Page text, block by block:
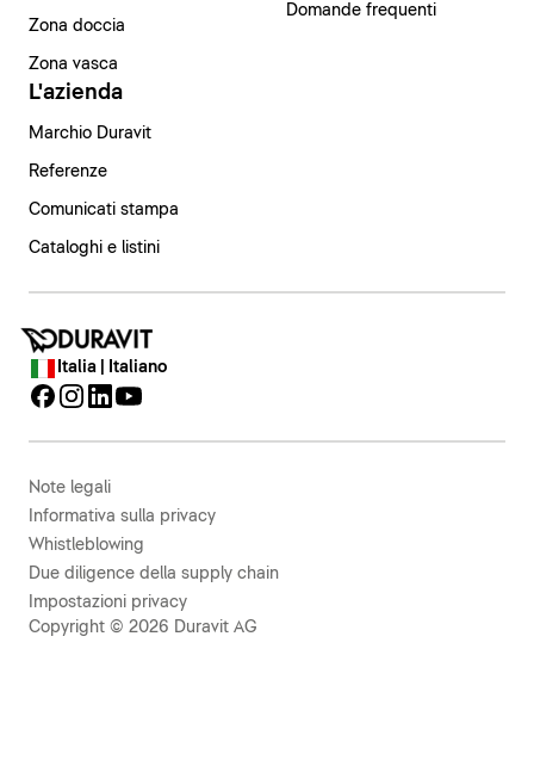
Zona doccia
Zona vasca
Domande frequenti
L'azienda
Marchio Duravit
Referenze
Comunicati stampa
Cataloghi e listini
Italia | Italiano
Note legali
Informativa sulla privacy
Whistleblowing
Due diligence della supply chain
Impostazioni privacy
Copyright © 2026 Duravit AG